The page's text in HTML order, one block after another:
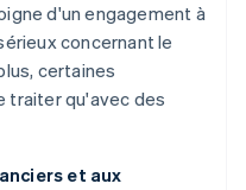
d'un engagement à
concernant le
certaines
traiter qu'avec des
et aux